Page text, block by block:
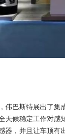
伟巴斯特展出了
天候稳定工作对
，并且让车顶有